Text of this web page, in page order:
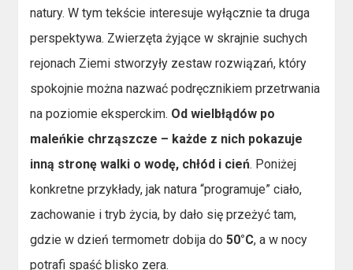
natury. W tym tekście interesuje wyłącznie ta druga
perspektywa. Zwierzęta żyjące w skrajnie suchych
rejonach Ziemi stworzyły zestaw rozwiązań, który
spokojnie można nazwać podręcznikiem przetrwania
na poziomie eksperckim. Od wielbłądów po
maleńkie chrząszcze – każde z nich pokazuje
inną stronę walki o wodę, chłód i cień. Poniżej
konkretne przykłady, jak natura “programuje” ciało,
zachowanie i tryb życia, by dało się przeżyć tam,
gdzie w dzień termometr dobija do50°C, a w nocy
potrafi spaść blisko zera.